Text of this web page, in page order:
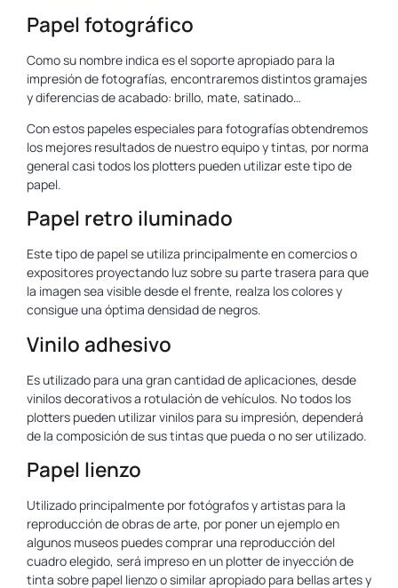
Papel fotográfico
Como su nombre indica es el soporte apropiado para la
impresión de fotografías, encontraremos distintos gramajes
y diferencias de acabado: brillo, mate, satinado…
Con estos papeles especiales para fotografías obtendremos
los mejores resultados de nuestro equipo y tintas, por norma
general casi todos los plotters pueden utilizar este tipo de
papel.
Papel retro iluminado
Este tipo de papel se utiliza principalmente en comercios o
expositores proyectando luz sobre su parte trasera para que
la imagen sea visible desde el frente, realza los colores y
consigue una óptima densidad de negros.
Vinilo adhesivo
Es utilizado para una gran cantidad de aplicaciones, desde
vinilos decorativos a rotulación de vehículos. No todos los
plotters pueden utilizar vinilos para su impresión, dependerá
de la composición de sus tintas que pueda o no ser utilizado.
Papel lienzo
Utilizado principalmente por fotógrafos y artistas para la
reproducción de obras de arte, por poner un ejemplo en
algunos museos puedes comprar una reproducción del
cuadro elegido, será impreso en un plotter de inyección de
tinta sobre papel lienzo o similar apropiado para bellas artes y